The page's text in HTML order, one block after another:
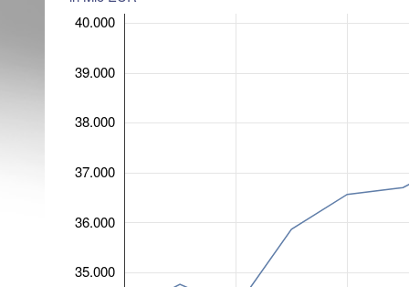
35.000
36.000
37.000
38.000
39.000
40.000